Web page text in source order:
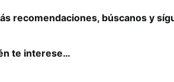
recomendaciones, búscanos y
te interese…